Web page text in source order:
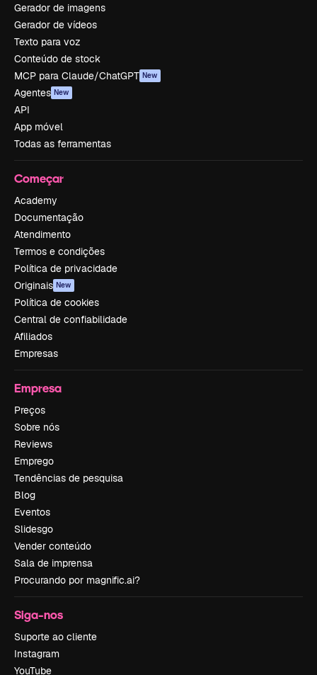
Gerador de imagens
Gerador de vídeos
Texto para voz
Conteúdo de stock
MCP para Claude/ChatGPT New
Agentes New
API
App móvel
Todas as ferramentas
Começar
Academy
Documentação
Atendimento
Termos e condições
Política de privacidade
Originais New
Política de cookies
Central de confiabilidade
Afiliados
Empresas
Empresa
Preços
Sobre nós
Reviews
Emprego
Tendências de pesquisa
Blog
Eventos
Slidesgo
Vender conteúdo
Sala de imprensa
Procurando por magnific.ai?
Siga-nos
Suporte ao cliente
Instagram
YouTube